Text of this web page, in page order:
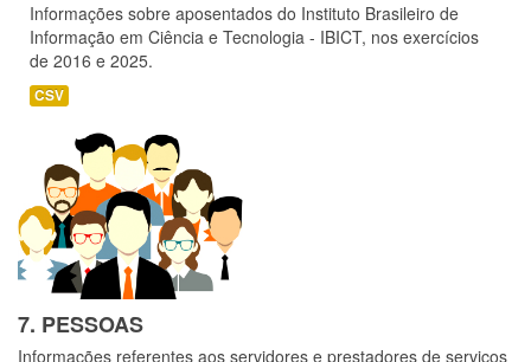
Informações sobre aposentados do Instituto Brasileiro de
Informação em Ciência e Tecnologia - IBICT, nos exercícios
de 2016 e 2025.
CSV
7. PESSOAS
Informações referentes aos servidores e prestadores de serviços